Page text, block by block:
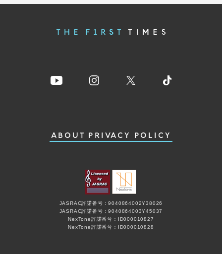
ABOUT PRIVACY POLICY
JASRAC許諾番号：9040864002Y38026
JASRAC許諾番号：9040864003Y45037
NexTone許諾番号：ID000010827
NexTone許諾番号：ID000010828